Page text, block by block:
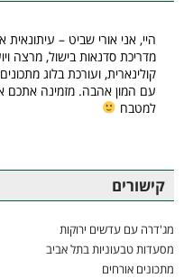
היי, אני אורי שביט – עיתונאית
מדריכת סדנאות בישול, מרצה
קולינארית, ועורכת בלוג
עם המון אהבה. מזמינה אתכם
למטבח
קישורים
מג'דרה עם עדשים ירוקות
מסעדות טבעוניות בתל אביב
מתכונים אורחים